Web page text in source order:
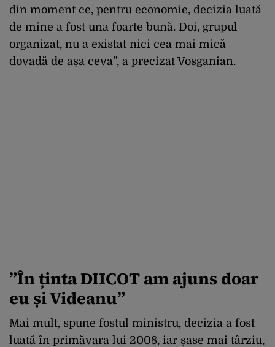
din moment ce, pentru economie, decizia luată
de mine a fost una foarte bună. Doi, grupul
organizat, nu a existat nici cea mai mică
dovadă de așa ceva”, a precizat Vosganian.
”În ținta DIICOT am ajuns doar
eu și Videanu”
Mai mult, spune fostul ministru, decizia a fost
luată în primăvara lui 2008, iar șase mai târziu,